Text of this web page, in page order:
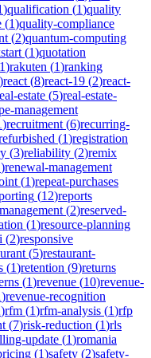
)qualification (1)quality
(1)quality-compliance
(2)quantum-computing
(1)quotation
1)rakuten (1)ranking
)react (8)react-19 (2)react-
estate (5)real-estate-
management
)recruitment (6)recurring-
(1)registration
(3)reliability (2)remix
)renewal-management
(1)repeat-purchases
(12)reports
(2)reserved-
(1)resource-planning
(2)responsive
(5)restaurant-
(1)retention (9)returns
(1)revenue (10)revenue-
)revenue-recognition
)rfm (1)rfm-analysis (1)rfp
(7)risk-reduction (1)rls
update (1)romania
(1)safety (2)safety-